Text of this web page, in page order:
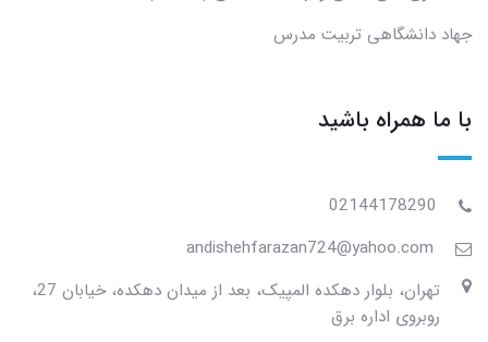
جهاد دانشگاهی تربیت مدرس
با ما همراه باشید
02144178290
andishehfarazan724@yahoo.com
تهران، بلوار دهکده المپیک، بعد از میدان دهکده، خیابان 27،
روبروی اداره برق